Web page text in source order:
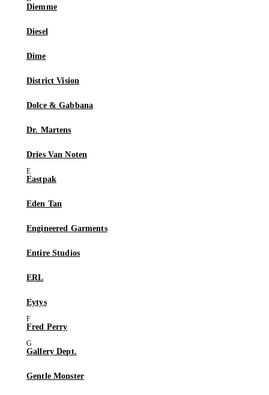
Diemme
Diesel
Dime
District Vision
Dolce & Gabbana
Dr. Martens
Dries Van Noten
Eastpak
Eden Tan
Engineered Garments
Entire Studios
ERL
Eytys
Fred Perry
Gallery Dept.
Gentle Monster